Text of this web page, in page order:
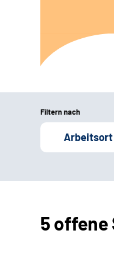
Filtern nach
Arbeitsort
5 offene